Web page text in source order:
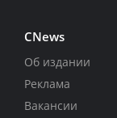
CNews
Об издании
Реклама
Вакансии